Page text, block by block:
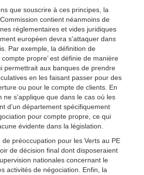
que souscrire à ces principes, la
contient néanmoins de
réglementaires et vides juridiques
européen devra s’attaquer dans
Par exemple, la définition de
compte propre’ est définie de manière
permettrait aux banques de prendre
en les faisant passer pour des
ou pour le compte de clients. En
ne s’applique que dans le cas où les
d’un département spécifiquement
pour compte propre, ce qui
évidente dans la législation.
préoccupation pour les Verts au PE
de décision final dont disposeraient
nationales concernant le
activités de négociation. Enfin, la